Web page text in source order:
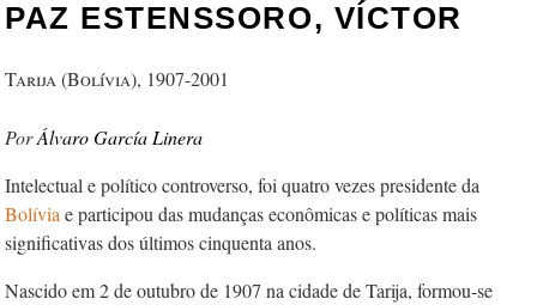
PAZ ESTENSSORO, VÍCTOR
Tarija (Bolívia), 1907-2001
Álvaro García Linera
Intelectual e político controverso, foi quatro vezes presidente da
Bolívia e participou das mudanças econômicas e políticas mais
significativas dos últimos cinquenta anos.
Nascido em 2 de outubro de 1907 na cidade de Tarija, formou-se